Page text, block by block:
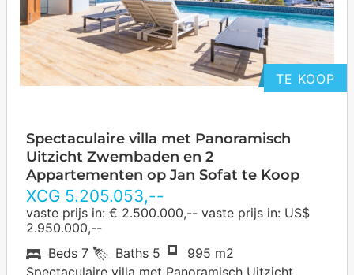
TE KOOP
Spectaculaire villa met Panoramisch
Uitzicht Zwembaden en 2
Appartementen op Jan Sofat te Koop
XCG 5.205.053,--
vaste prijs in: € 2.500.000,-- vaste prijs in: US$
2.950.000,--
Beds 7 Baths 5
995 m2
Spectaculaire villa met Panoramisch Uitzicht